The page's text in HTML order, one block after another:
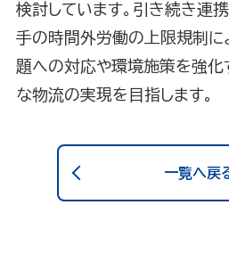
検討しています。引き続き連
手の時間外労働の上限規制
題への対応や環境施策を強化
な物流の実現を目指します。
一覧へ戻